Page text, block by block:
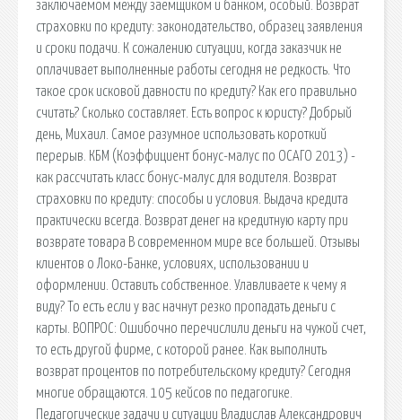
заключаемом между заемщиком и банком, особый. Возврат
страховки по кредиту: законодательство, образец заявления
и сроки подачи. К сожалению ситуации, когда заказчик не
оплачивает выполненные работы сегодня не редкость. Что
такое срок исковой давности по кредиту? Как его правильно
считать? Сколько составляет. Есть вопрос к юристу? Добрый
день, Михаил. Самое разумное использовать короткий
перерыв. КБМ (Коэффициент бонус-малус по ОСАГО 2013) -
как рассчитать класс бонус-малус для водителя. Возврат
страховки по кредиту: способы и условия. Выдача кредита
практически всегда. Возврат денег на кредитную карту при
возврате товара В современном мире все большей. Отзывы
клиентов о Локо-Банке, условиях, использовании и
оформлении. Оставить собственное. Улавливаете к чему я
виду? То есть если у вас начнут резко пропадать деньги с
карты. ВОПРОС: Ошибочно перечислили деньги на чужой счет,
то есть другой фирме, с которой ранее. Как выполнить
возврат процентов по потребительскому кредиту? Сегодня
многие обращаются. 105 кейсов по педагогике.
Педагогические задачи и ситуации Владислав Александрович